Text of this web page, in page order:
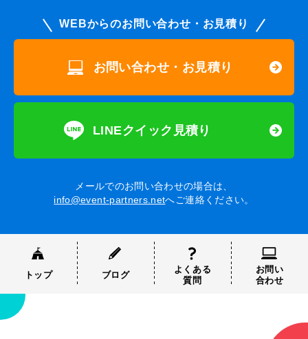
WEBからのお問い合わせ・お見積り
お問い合わせ・お見積り
LINEクイック見積り
メールでのお問い合わせの場合は、
info@event-partners.netへご連絡ください。
トップ ブログ
よくある
質問
お問い
合わせ